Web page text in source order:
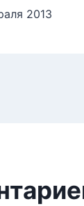
2013